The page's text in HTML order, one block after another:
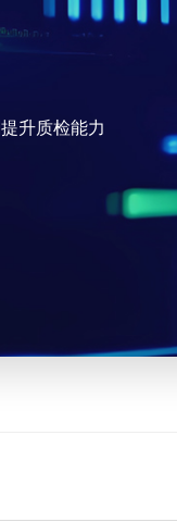
升质检能力